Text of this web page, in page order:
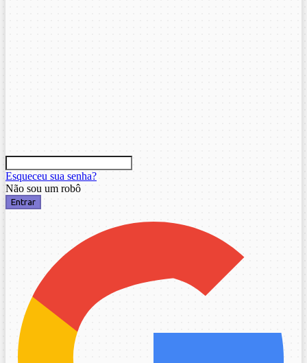
Esqueceu sua senha?
Não sou um robô
Entrar